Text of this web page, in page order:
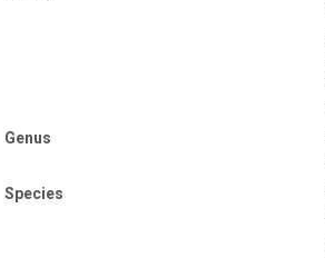
Genus
Species